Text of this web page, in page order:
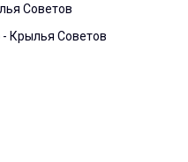
Советов
- Крылья Советов